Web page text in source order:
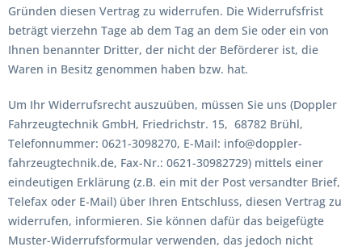
Gründen diesen Vertrag zu widerrufen. Die Widerrufsfrist
beträgt vierzehn Tage ab dem Tag an dem Sie oder ein von
Ihnen benannter Dritter, der nicht der Beförderer ist, die
Waren in Besitz genommen haben bzw. hat.
Um Ihr Widerrufsrecht auszuüben, müssen Sie uns (Doppler
Fahrzeugtechnik GmbH, Friedrichstr. 15, 68782 Brühl,
Telefonnummer: 0621-3098270, E-Mail: info@doppler-
fahrzeugtechnik.de, Fax-Nr.: 0621-30982729) mittels einer
eindeutigen Erklärung (z.B. ein mit der Post versandter Brief,
Telefax oder E-Mail) über Ihren Entschluss, diesen Vertrag zu
widerrufen, informieren. Sie können dafür das beigefügte
Muster-Widerrufsformular verwenden, das jedoch nicht